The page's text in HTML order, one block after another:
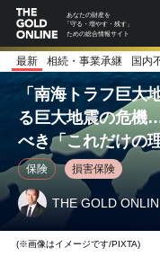
あなたの財産を
「守る・増やす・残す」
ための総合情報サイト
最新 相続・事業承継 国内
「南海トラフ巨大
る巨大地震の危機
べき「これだけの
保険 損害保険
THE GOLD
(※画像はイメージです/PIXTA)